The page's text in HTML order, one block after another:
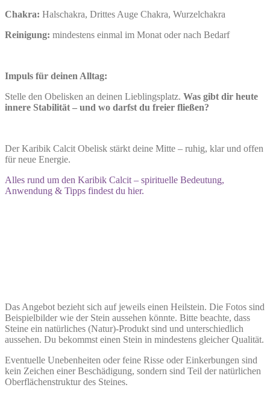
Chakra: Halschakra, Drittes Auge Chakra, Wurzelchakra
Reinigung: mindestens einmal im Monat oder nach Bedarf
Impuls für deinen Alltag:
Stelle den Obelisken an deinen Lieblingsplatz. Was gibt dir heute
innere Stabilität – und wo darfst du freier fließen?
Der Karibik Calcit Obelisk stärkt deine Mitte – ruhig, klar und offen
für neue Energie.
Alles rund um den Karibik Calcit – spirituelle Bedeutung,
Anwendung & Tipps findest du hier.
Das Angebot bezieht sich auf jeweils einen Heilstein. Die Fotos sind
Beispielbilder wie der Stein aussehen könnte. Bitte beachte, dass
Steine ein natürliches (Natur)-Produkt sind und unterschiedlich
aussehen. Du bekommst einen Stein in mindestens gleicher Qualität.
Eventuelle Unebenheiten oder feine Risse oder Einkerbungen sind
kein Zeichen einer Beschädigung, sondern sind Teil der natürlichen
Oberflächenstruktur des Steines.